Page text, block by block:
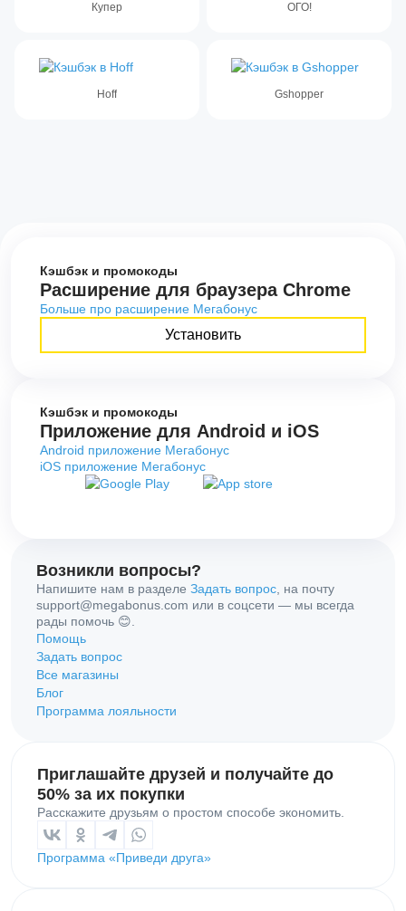
Купер ОГО!
Hoff Gshopper
Кэшбэк и промокоды
Расширение для браузера Chrome
Больше про расширение Мегабонус
Установить
Кэшбэк и промокоды
Приложение для Android и iOS
Android приложение Мегабонус
iOS приложение Мегабонус
Возникли вопросы?
Напишите нам в разделе Задать вопрос , на почту
support@megabonus.com или в соцсети — мы всегда
рады помочь 😊.
Помощь
Задать вопрос
Все магазины
Блог
Программа лояльности
Приглашайте друзей и получайте до
50% за их покупки
Расскажите друзьям о простом способе экономить.
Программа «Приведи друга»